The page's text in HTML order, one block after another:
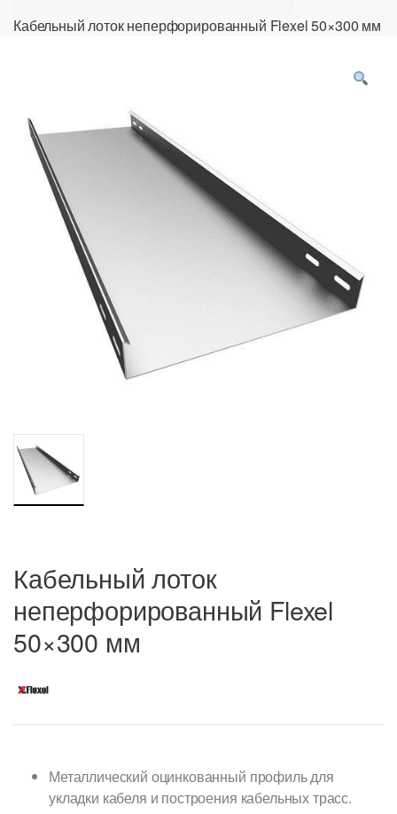
Кабельный лоток неперфорированный Flexel 50×300 мм
Кабельный лоток
неперфорированный Flexel
50×300 мм
Металлический оцинкованный профиль для
укладки кабеля и построения кабельных трасс.